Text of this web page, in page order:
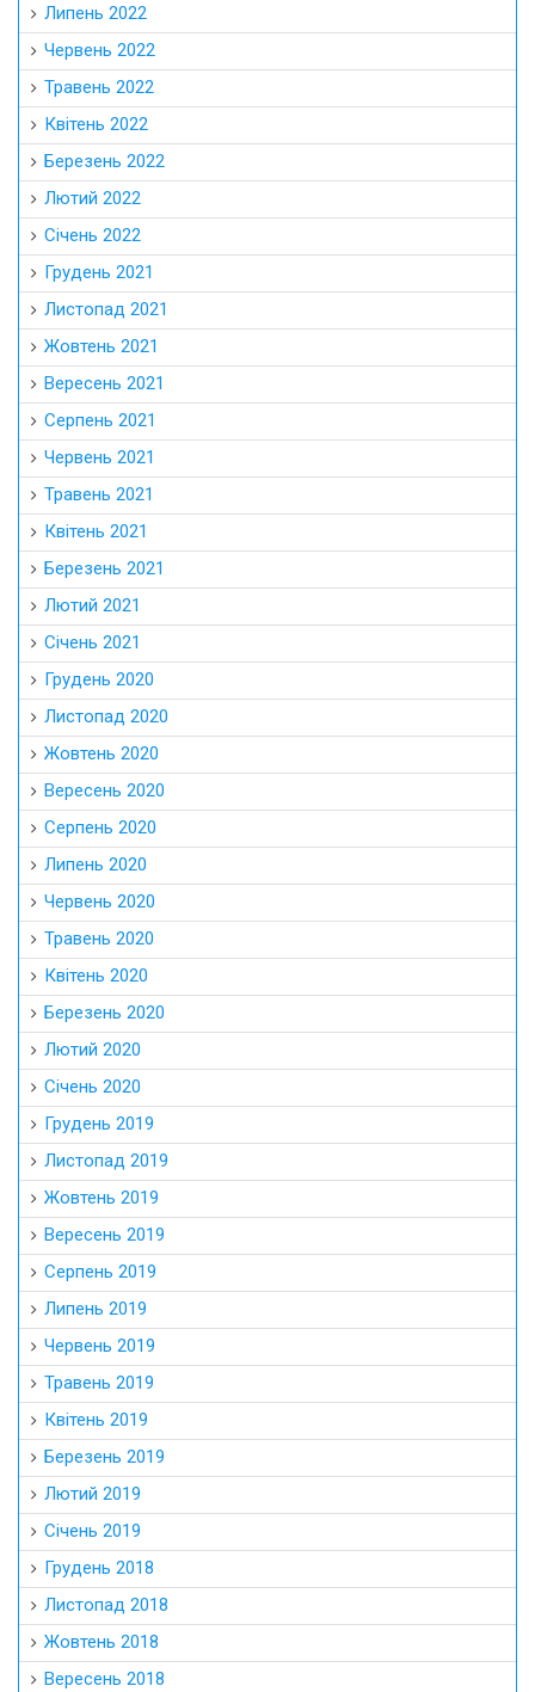
Липень 2022
Червень 2022
Травень 2022
Квітень 2022
Березень 2022
Лютий 2022
Січень 2022
Грудень 2021
Листопад 2021
Жовтень 2021
Вересень 2021
Серпень 2021
Червень 2021
Травень 2021
Квітень 2021
Березень 2021
Лютий 2021
Січень 2021
Грудень 2020
Листопад 2020
Жовтень 2020
Вересень 2020
Серпень 2020
Липень 2020
Червень 2020
Травень 2020
Квітень 2020
Березень 2020
Лютий 2020
Січень 2020
Грудень 2019
Листопад 2019
Жовтень 2019
Вересень 2019
Серпень 2019
Липень 2019
Червень 2019
Травень 2019
Квітень 2019
Березень 2019
Лютий 2019
Січень 2019
Грудень 2018
Листопад 2018
Жовтень 2018
Вересень 2018